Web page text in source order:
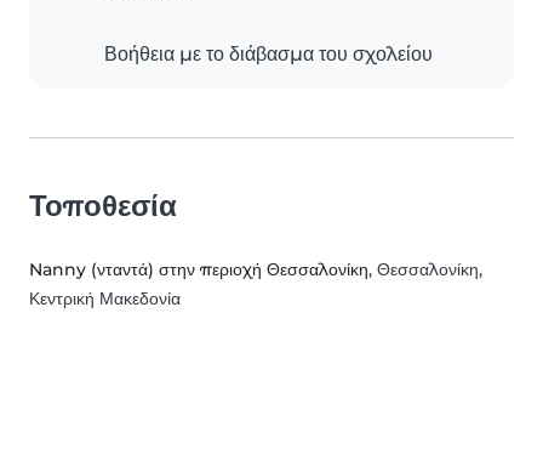
Βοήθεια με το διάβασμα του σχολείου
Τοποθεσία
Nanny (νταντά) στην περιοχή Θεσσαλονίκη, Θεσσαλονίκη,
Κεντρική Μακεδονία